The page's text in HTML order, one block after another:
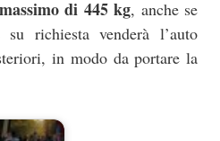
di 445 kg, anche se
richiesta venderà l’auto
in modo da portare la